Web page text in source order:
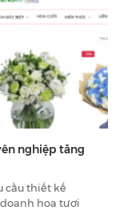
nghiệp tăng
cầu thiết kế
hoa tươi